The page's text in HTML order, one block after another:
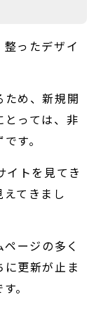
ったデザイ
め、新規開
っては、非
す。
イトを見てき
てきまし
ージの多く
更新が止ま
。